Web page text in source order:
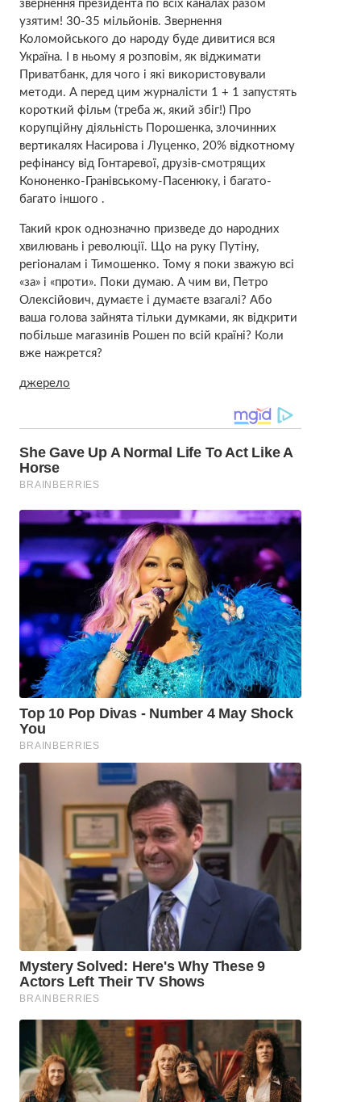
звернення президента по всіх каналах разом
узятим! 30-35 мільйонів. Звернення
Коломойського до народу буде дивитися вся
Україна. І в ньому я розповім, як віджимати
Приватбанк, для чого і які використовували
методи. А перед цим журналісти 1 + 1 запустять
короткий фільм (треба ж, який збіг!) Про
корупційну діяльність Порошенка, злочинних
вертикалях Насирова і Луценко, 20% відкотному
рефінансу від Гонтаревої, друзів-смотрящих
Кононенко-Гранівському-Пасенюку, і багато-
багато іншого .
Такий крок однозначно призведе до народних
хвилювань і революції. Що на руку Путіну,
регіоналам і Тимошенко. Тому я поки зважую всі
«за» і «проти». Поки думаю. А чим ви, Петро
Олексійович, думаєте і думаєте взагалі? Або
ваша голова зайнята тільки думками, як відкрити
побільше магазинів Рошен по всій країні? Коли
вже нажрется?
джерело